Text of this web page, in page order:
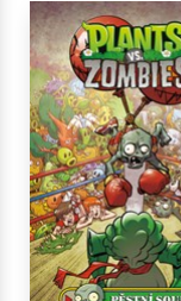
Young adult (SK)